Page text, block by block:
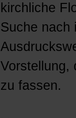
kirchliche
Suche nach
Vorstellung,
zu fassen.